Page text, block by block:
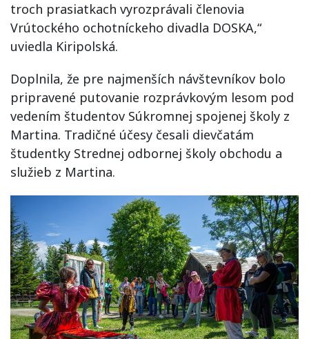
troch prasiatkach vyrozprávali členovia
Vrútockého ochotníckeho divadla DOSKA,“
uviedla Kiripolská.
Doplnila, že pre najmenších návštevníkov bolo
pripravené putovanie rozprávkovým lesom pod
vedením študentov Súkromnej spojenej školy z
Martina. Tradičné účesy česali dievčatám
študentky Strednej odbornej školy obchodu a
služieb z Martina.